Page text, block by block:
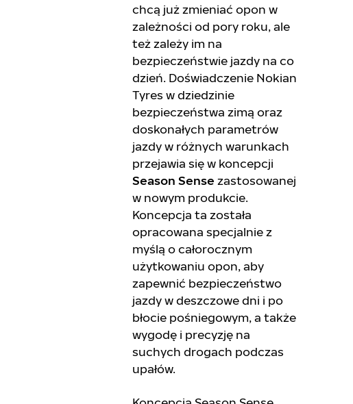
chcą już zmieniać opon w
zależności od pory roku, ale
też zależy im na
bezpieczeństwie jazdy na co
dzień. Doświadczenie Nokian
Tyres w dziedzinie
bezpieczeństwa zimą oraz
doskonałych parametrów
jazdy w różnych warunkach
przejawia się w koncepcji
Season Sense zastosowanej
w nowym produkcie.
Koncepcja ta została
opracowana specjalnie z
myślą o całorocznym
użytkowaniu opon, aby
zapewnić bezpieczeństwo
jazdy w deszczowe dni i po
błocie pośniegowym, a także
wygodę i precyzję na
suchych drogach podczas
upałów.